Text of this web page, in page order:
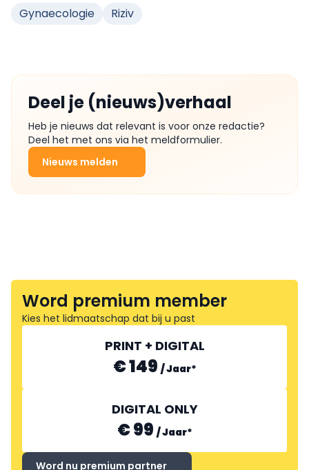
Gynaecologie
Riziv
Deel je (nieuws)verhaal
Heb je nieuws dat relevant is voor onze redactie?
Deel het met ons via het meldformulier.
Nieuws melden
Word premium member
Kies het lidmaatschap dat bij u past
PRINT + DIGITAL
€ 149 /Jaar*
DIGITAL ONLY
€ 99 /Jaar*
Word nu premium partner